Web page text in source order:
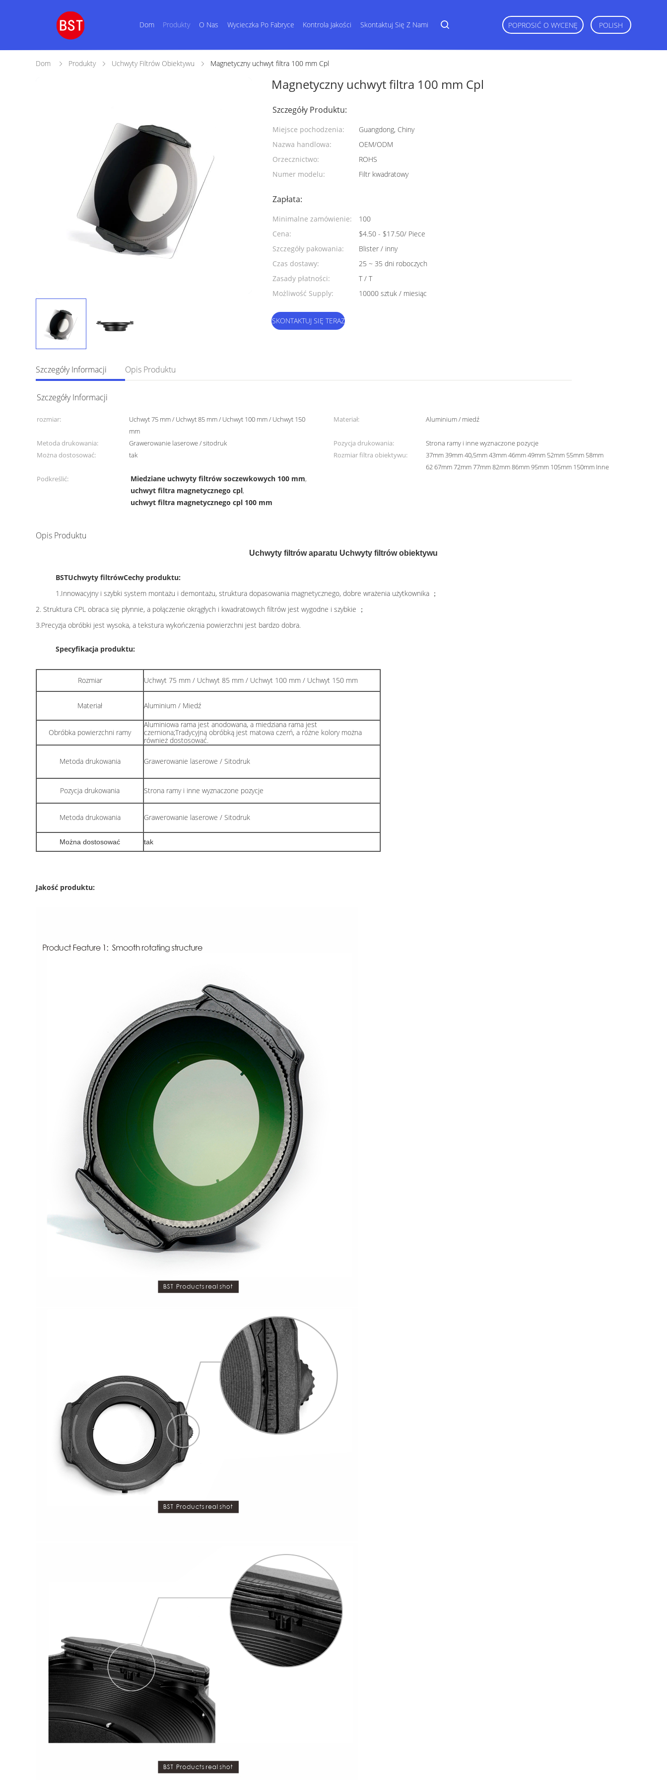
Dom Produkty O Nas Wycieczka Po Fabryce Kontrola Jakości Skontaktuj Się Z Nami POPROSIĆ O WYCENĘ POLISH
Dom Produkty Uchwyty Filtrów Obiektywu Magnetyczny uchwyt filtra 100 mm Cpl
Magnetyczny uchwyt filtra 100 mm Cpl
Szczegóły Produktu:
Miejsce pochodzenia:
Guangdong, Chiny
Nazwa handlowa:
OEM/ODM
Orzecznictwo:
ROHS
Numer modelu:
Filtr kwadratowy
Zapłata:
Minimalne zamówienie:
100
Cena:
$4.50 - $17.50/ Piece
Szczegóły pakowania:
Blister / inny
Czas dostawy:
25 ~ 35 dni roboczych
Zasady płatności:
T / T
Możliwość Supply:
10000 sztuk / miesiąc
SKONTAKTUJ SIĘ TERAZ
Szczegóły Informacji Opis Produktu
Szczegóły Informacji
rozmiar:
Uchwyt 75 mm / Uchwyt 85 mm / Uchwyt 100 mm / Uchwyt 150
mm
Materiał: Aluminium / miedź
Metoda drukowania: Grawerowanie laserowe / sitodruk Pozycja drukowania:
Strona ramy i inne wyznaczone pozycje
Można dostosować:
tak Rozmiar filtra obiektywu:
37mm 39mm 40,5mm 43mm 46mm 49mm 52mm 55mm 58mm
62 67mm 72mm 77mm 82mm 86mm 95mm 105mm 150mm Inne
Podkreślić:
Miedziane uchwyty filtrów soczewkowych 100 mm,
uchwyt filtra magnetycznego cpl,
uchwyt filtra magnetycznego cpl 100 mm
Opis Produktu
Uchwyty filtrów aparatu Uchwyty filtrów obiektywu
BSTUchwyty filtrówCechy produktu:
1.Innowacyjny i szybki system montażu i demontażu, struktura dopasowania magnetycznego, dobre wrażenia użytkownika ；
2. Struktura CPL obraca się płynnie, a połączenie okrągłych i kwadratowych filtrów jest wygodne i szybkie ；
3.Precyzja obróbki jest wysoka, a tekstura wykończenia powierzchni jest bardzo dobra.
Specyfikacja produktu:
Rozmiar Uchwyt 75 mm / Uchwyt 85 mm / Uchwyt 100 mm / Uchwyt 150 mm
Materiał Aluminium / Miedź
Obróbka powierzchni ramy
Aluminiowa rama jest anodowana, a miedziana rama jest
czerniona;Tradycyjną obróbką jest matowa czerń, a różne kolory można
również dostosować.
Metoda drukowania Grawerowanie laserowe / Sitodruk
Pozycja drukowania Strona ramy i inne wyznaczone pozycje
Metoda drukowania Grawerowanie laserowe / Sitodruk
Można dostosować tak
Jakość produktu: